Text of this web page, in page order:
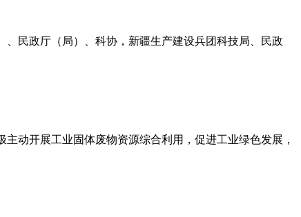
民政厅（局）、科协，新疆生产建设兵团科技局、民政
动开展工业固体废物资源综合利用，促进工业绿色发展，